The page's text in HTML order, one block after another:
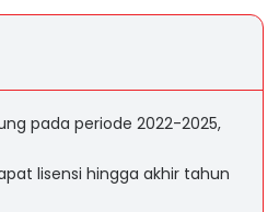
pada periode 2022-2025,
lisensi hingga akhir tahun